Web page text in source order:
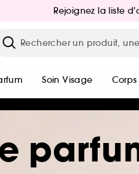
Rejoignez la liste
Soin Visage Corps